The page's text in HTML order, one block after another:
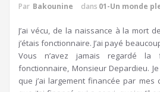
Par Bakounine dans 01-Un monde
J’ai vécu, de la naissance à la mort
j’étais fonctionnaire. J’ai payé
Vous n’avez jamais regardé la
fonctionnaire, Monsieur Depardieu.
que j’ai largement financée par mes